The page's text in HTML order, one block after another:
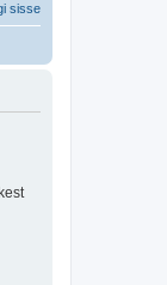
sisse